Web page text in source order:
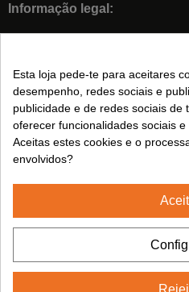
Informação legal:
Política de Privacidade
Política de cookies
Siga-nos em:
2024© CUMSA - Todos
Esta loja pede-te para aceitares
desempenho, redes sociais e
publicidade e de redes sociais de
oferecer funcionalidades sociais
Aceitas estes cookies e o
envolvidos?